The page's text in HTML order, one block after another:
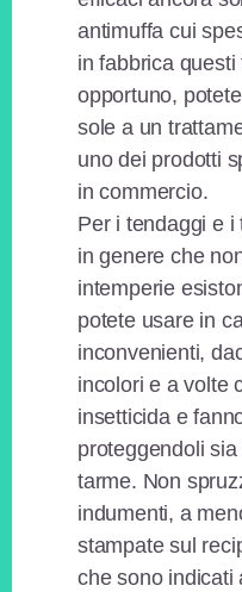
antimuffa cui
in fabbrica
opportuno,
sole a un
uno dei prodotti
in commercio.
Per i tendaggi e
in genere che
intemperie
potete usare in
inconvenienti,
incolori e a volte
insetticida e
proteggendoli
tarme. Non
indumenti, a
stampate sul
che sono indicati